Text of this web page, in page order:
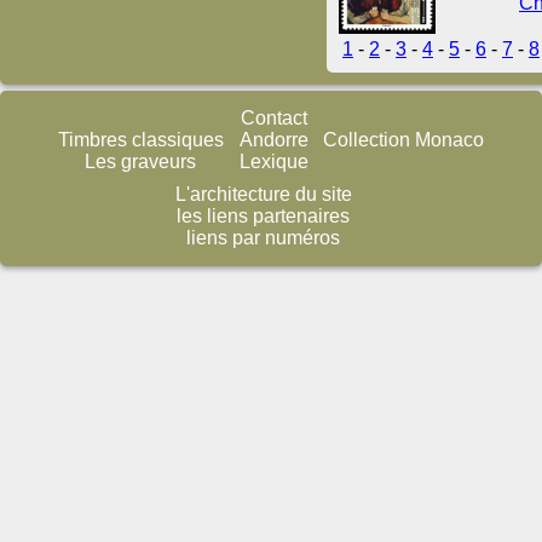
1 - 2 - 3 - 4 - 5 - 6 - 7 - 8
Timbres classiques
Les graveurs
Contact
Andorre
Lexique
Collection Monaco
L'architecture du site
les liens partenaires
liens par numéros